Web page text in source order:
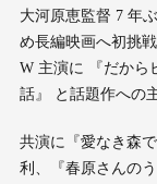
大河原恵監督 7 年
め長編映画へ初挑戦
W 主演に 『だから
話』 と話題作への
共演に『愛なき森
利、『春原さんの